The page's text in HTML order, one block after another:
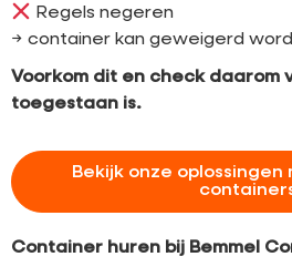
Regels negeren
→ container kan geweigerd
Voorkom dit en check daarom
toegestaan is.
Bekijk onze
Container huren bij Bemmel